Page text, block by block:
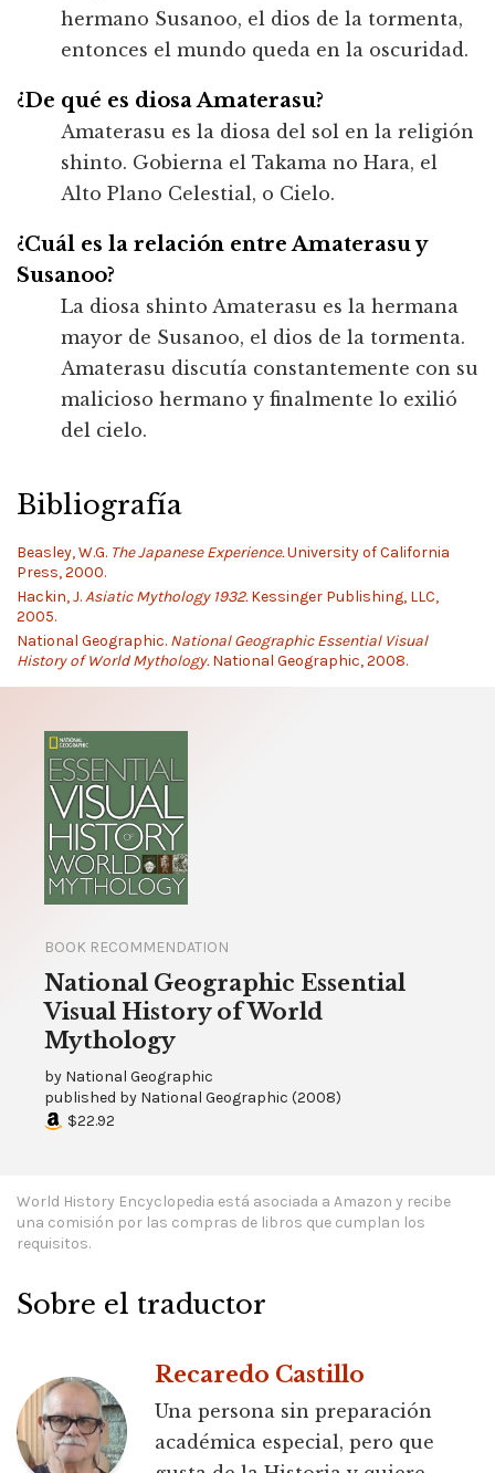
hermano Susanoo, el dios de la tormenta,
entonces el mundo queda en la oscuridad.
¿De qué es diosa Amaterasu?
Amaterasu es la diosa del sol en la religión
shinto. Gobierna el Takama no Hara, el
Alto Plano Celestial, o Cielo.
¿Cuál es la relación entre Amaterasu y
Susanoo?
La diosa shinto Amaterasu es la hermana
mayor de Susanoo, el dios de la tormenta.
Amaterasu discutía constantemente con su
malicioso hermano y finalmente lo exilió
del cielo.
Bibliografía
Beasley, W.G. The Japanese Experience.University of California
Press, 2000.
Hackin, J.Asiatic Mythology 1932.Kessinger Publishing, LLC,
2005.
National Geographic. National Geographic Essential Visual
History of World Mythology.National Geographic, 2008.
BOOK RECOMMENDATION
National Geographic Essential
Visual History of World
Mythology
by National Geographic
published by National Geographic (2008)
$22.92
World History Encyclopedia está asociada a Amazon y recibe
una comisión por las compras de libros que cumplan los
requisitos.
Sobre el traductor
Recaredo Castillo
Una persona sin preparación
académica especial, pero que